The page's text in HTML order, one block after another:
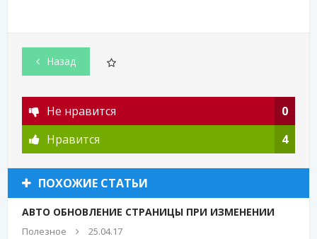
Назад
Не нравится
0
Нравится
4
ПОХОЖИЕ СТАТЬИ
АВТО ОБНОВЛЕНИЕ СТРАНИЦЫ ПРИ ИЗМЕНЕНИИ
Полезное 25.04.17